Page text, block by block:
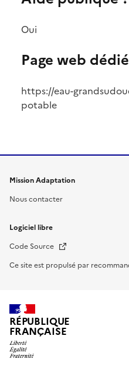
Oui
Page web
https://eau-
potable
Mission Adaptation
Nous contacter
Logiciel libre
Code Source Nouvelle fenêtre
Ce site est propulsé par
RÉPUBLIQUE
FRANÇAISE